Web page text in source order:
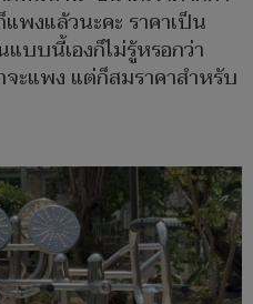
พงแล้วนะคะ ราคาเป็น
แบบนี้เองก็ไม่รู้หรอกว่า
ะแพง แต่ก็สมราคาสำหรับ